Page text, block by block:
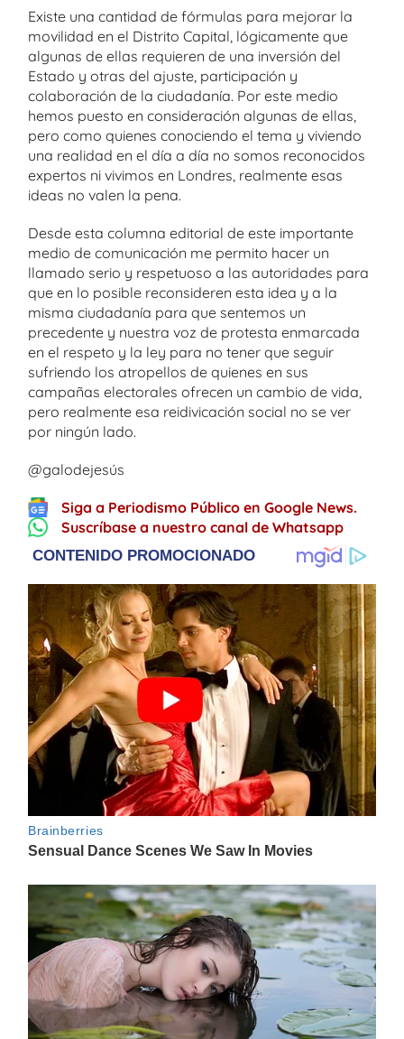
Existe una cantidad de fórmulas para mejorar la
movilidad en el Distrito Capital, lógicamente que
algunas de ellas requieren de una inversión del
Estado y otras del ajuste, participación y
colaboración de la ciudadanía. Por este medio
hemos puesto en consideración algunas de ellas,
pero como quienes conociendo el tema y viviendo
una realidad en el día a día no somos reconocidos
expertos ni vivimos en Londres, realmente esas
ideas no valen la pena.
Desde esta columna editorial de este importante
medio de comunicación me permito hacer un
llamado serio y respetuoso a las autoridades para
que en lo posible reconsideren esta idea y a la
misma ciudadanía para que sentemos un
precedente y nuestra voz de protesta enmarcada
en el respeto y la ley para no tener que seguir
sufriendo los atropellos de quienes en sus
campañas electorales ofrecen un cambio de vida,
pero realmente esa reidivicación social no se ver
por ningún lado.
@galodejesús
Siga a Periodismo Público en Google News.
Suscríbase a nuestro canal de Whatsapp